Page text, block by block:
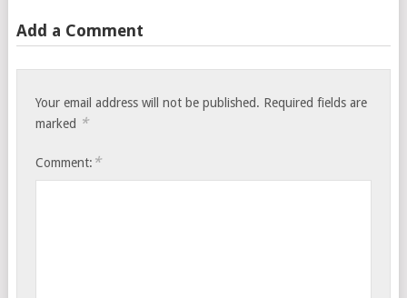
Add a Comment
Your email address will not be published. Required fields are
marked *
Comment: *